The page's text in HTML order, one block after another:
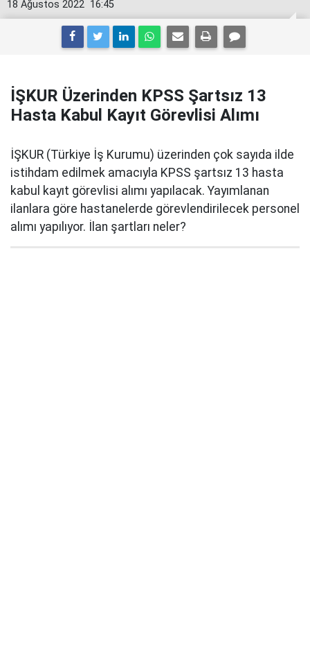
16:45
18 Ağustos 2022
İŞKUR Üzerinden KPSS Şartsız 13
Hasta Kabul Kayıt Görevlisi Alımı
İŞKUR (Türkiye İş Kurumu) üzerinden çok sayıda ilde
istihdam edilmek amacıyla KPSS şartsız 13 hasta
kabul kayıt görevlisi alımı yapılacak. Yayımlanan
ilanlara göre hastanelerde görevlendirilecek personel
alımı yapılıyor. İlan şartları neler?